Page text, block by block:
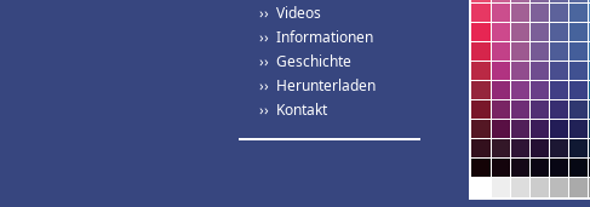
›› Videos
›› Informationen
›› Geschichte
›› Herunterladen
›› Kontakt